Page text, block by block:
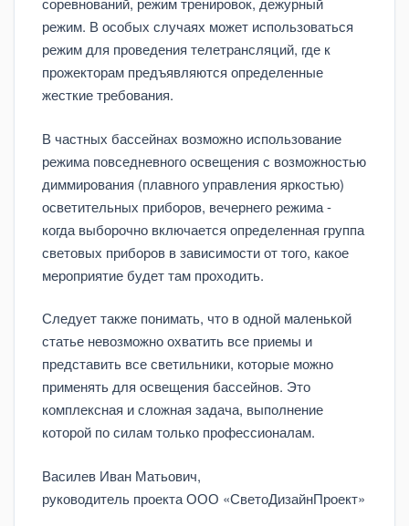
режим. В особых случаях может использоваться
режим для проведения телетрансляций, где к
прожекторам предъявляются определенные
жесткие требования.
В частных бассейнах возможно использование
режима повседневного освещения с возможностью
диммирования (плавного управления яркостью)
осветительных приборов, вечернего режима -
когда выборочно включается определенная группа
световых приборов в зависимости от того, какое
мероприятие будет там проходить.
Следует также понимать, что в одной маленькой
статье невозможно охватить все приемы и
представить все светильники, которые можно
применять для освещения бассейнов. Это
комплексная и сложная задача, выполнение
которой по силам только профессионалам.
Василев Иван Матьович,
руководитель проекта ООО «СветоДизайнПроект»